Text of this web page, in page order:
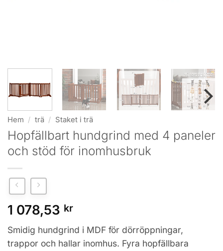
Hem / trä / Staket i trä
Hopfällbart hundgrind med 4 paneler
och stöd för inomhusbruk
1 078,53 kr
Smidig hundgrind i MDF för dörröppningar,
trappor och hallar inomhus. Fyra hopfällbara